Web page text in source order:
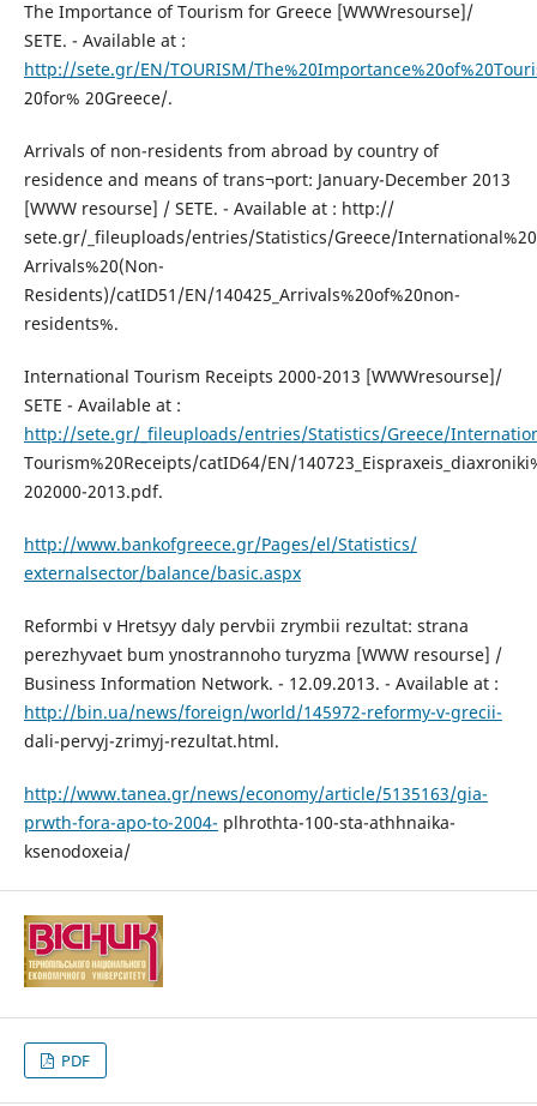
The Importance of Tourism for Greece [WWWresourse]/
SETE. - Available at :
http://sete.gr/EN/TOURISM/
20for% 20Greece/.
Arrivals of non-residents from abroad by country of
residence and means of trans¬port: January-December 2013
[WWW resourse] / SETE. - Available at : http://
sete.gr/_fileuploads/entries/Statistics/Greece/
Arrivals%20(Non-
Residents)/catID51/EN/140425_Arrivals%20of%20non-
residents%.
International Tourism Receipts 2000-2013 [WWWresourse]/
SETE - Available at :
http://sete.gr/_fileuploads/entries/Statistics/Greece/
Tourism%20Receipts/catID64/EN/
202000-2013.pdf.
http://www.bankofgreece.gr/Pages/el/Statistics/
externalsector/balance/basic.aspx
Reformbi v Hretsyy daly pervbii zrymbii rezultat: strana
perezhyvaet bum ynostrannoho turyzma [WWW resourse] /
Business Information Network. - 12.09.2013. - Available at :
http://bin.ua/news/foreign/world/145972-reformy-v-grecii-
dali-pervyj-zrimyj-rezultat.html.
http://www.tanea.gr/news/economy/article/5135163/gia-
prwth-fora-apo-to-2004- plhrothta-100-sta-athhnaika-
ksenodoxeia/
PDF